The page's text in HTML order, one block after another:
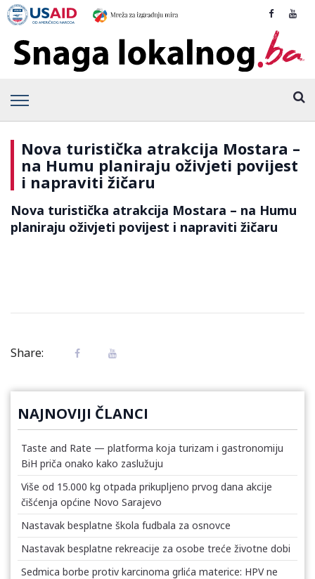
Nova turistička atrakcija Mostara –
na Humu planiraju oživjeti povijest
i napraviti žičaru
Nova turistička atrakcija Mostara – na Humu
planiraju oživjeti povijest i napraviti žičaru
Share:
NAJNOVIJI ČLANCI
Taste and Rate — platforma koja turizam i gastronomiju
BiH priča onako kako zaslužuju
Više od 15.000 kg otpada prikupljeno prvog dana akcije
čišćenja općine Novo Sarajevo
Nastavak besplatne škola fudbala za osnovce
Nastavak besplatne rekreacije za osobe treće životne dobi
Sedmica borbe protiv karcinoma grlića materice: HPV ne